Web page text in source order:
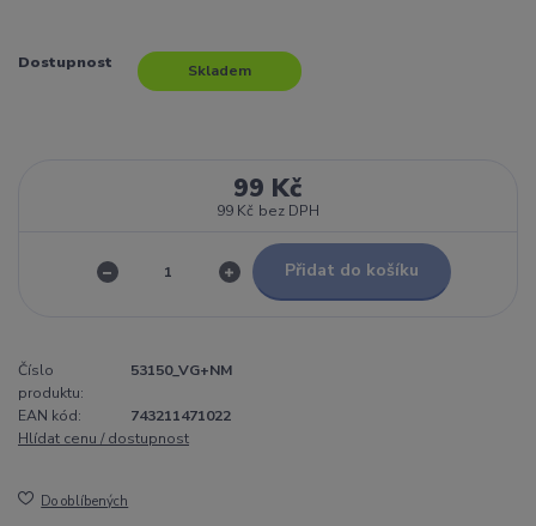
Dostupnost Skladem
99 Kč
99 Kč bez DPH
Přidat do košíku
Číslo
produktu:
53150_VG+NM
EAN kód:
743211471022
Hlídat cenu / dostupnost
Do oblíbených